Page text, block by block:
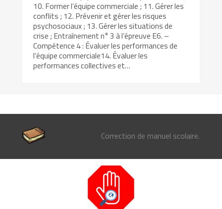
10. Former l’équipe commerciale ; 11. Gérer les
conflits ; 12. Prévenir et gérer les risques
psychosociaux ; 13. Gérer les situations de
crise ; Entraînement n° 3 à l’épreuve E6. –
Compétence 4 : Évaluer les performances de
l’équipe commerciale14. Évaluer les
performances collectives et…
Correction de manuel scolaire.